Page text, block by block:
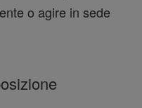
o agire in sede